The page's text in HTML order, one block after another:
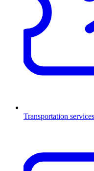
Transportation services